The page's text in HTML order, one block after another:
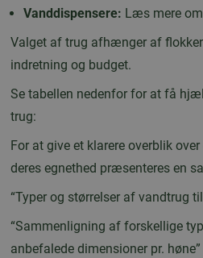
Vanddispensere: Læs mere
Valget af trug afhænger af
indretning og budget.
Se tabellen nedenfor for at få
trug:
For at give et klarere overblik
deres egnethed præsenteres en
“Typer og størrelser af vandtrug
“Sammenligning af forskellige
anbefalede dimensioner pr. høne”